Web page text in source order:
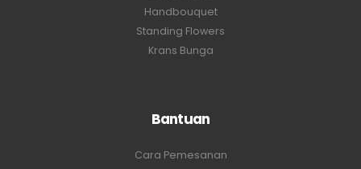
Handbouquet
Standing Flowers
Krans Bunga
Bantuan
Cara Pemesanan